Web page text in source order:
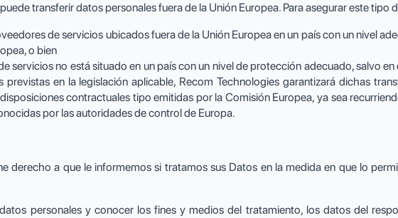
transferir datos personales fuera de la Unión Europea. Para asegurar este tipo
de servicios ubicados fuera de la Unión Europea en un país con un nivel
o bien
servicios no está situado en un país con un nivel de protección adecuado, salvo
previstas en la legislación aplicable, Recom Technologies garantizará dichas
contractuales tipo emitidas por la Comisión Europea, ya sea
por las autoridades de control de Europa.
derecho a que le informemos si tratamos sus Datos en la medida en que lo
personales y conocer los fines y medios del tratamiento, los datos del